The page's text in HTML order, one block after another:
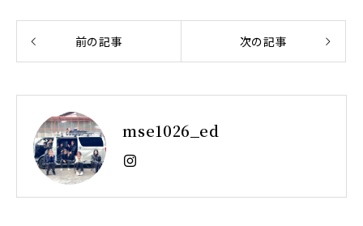
前の記事 次の記事
mse1026_ed